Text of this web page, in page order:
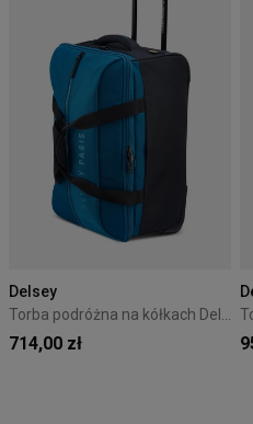
Delsey
714,00 zł